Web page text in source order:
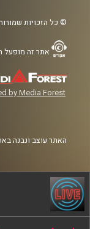
© כל הזכויות
אתר זה מופעל
by Media Forest
האתר עוצב ונבנה